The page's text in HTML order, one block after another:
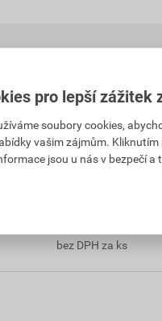
80,41 Kč
bez DPH za ks
pro lepší zážitek
soubory cookies,
vašim zájmům.
jsou u nás v bezpečí